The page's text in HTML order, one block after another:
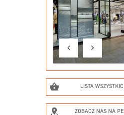
LISTA
ZOBACZ NAS NA